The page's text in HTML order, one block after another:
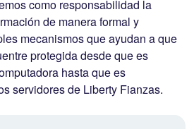
como responsabilidad la
de manera formal y
mecanismos que ayudan a que
protegida desde que es
hasta que es
servidores de Liberty Fianzas.